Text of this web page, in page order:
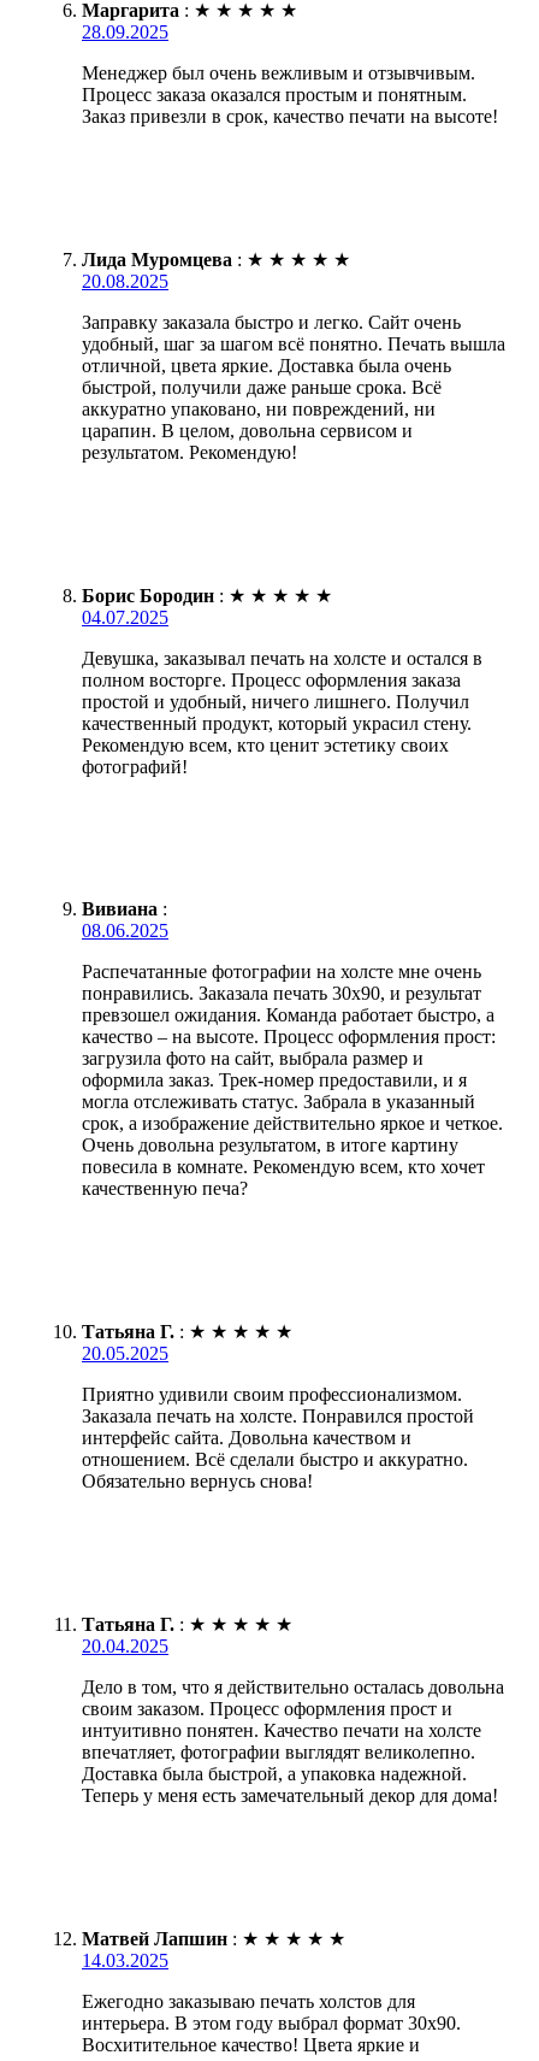
Маргарита : ★ ★ ★ ★ ★
28.09.2025
Менеджер был очень вежливым и отзывчивым.
Процесс заказа оказался простым и понятным.
Заказ привезли в срок, качество печати на высоте!
Лида Муромцева : ★ ★ ★ ★ ★
20.08.2025
Заправку заказала быстро и легко. Сайт очень
удобный, шаг за шагом всё понятно. Печать вышла
отличной, цвета яркие. Доставка была очень
быстрой, получили даже раньше срока. Всё
аккуратно упаковано, ни повреждений, ни
царапин. В целом, довольна сервисом и
результатом. Рекомендую!
Борис Бородин : ★ ★ ★ ★ ★
04.07.2025
Девушка, заказывал печать на холсте и остался в
полном восторге. Процесс оформления заказа
простой и удобный, ничего лишнего. Получил
качественный продукт, который украсил стену.
Рекомендую всем, кто ценит эстетику своих
фотографий!
Вивиана :
08.06.2025
Распечатанные фотографии на холсте мне очень
понравились. Заказала печать 30х90, и результат
превзошел ожидания. Команда работает быстро, а
качество – на высоте. Процесс оформления прост:
загрузила фото на сайт, выбрала размер и
оформила заказ. Трек-номер предоставили, и я
могла отслеживать статус. Забрала в указанный
срок, а изображение действительно яркое и четкое.
Очень довольна результатом, в итоге картину
повесила в комнате. Рекомендую всем, кто хочет
качественную печа?
Татьяна Г. : ★ ★ ★ ★ ★
20.05.2025
Приятно удивили своим профессионализмом.
Заказала печать на холсте. Понравился простой
интерфейс сайта. Довольна качеством и
отношением. Всё сделали быстро и аккуратно.
Обязательно вернусь снова!
Татьяна Г. : ★ ★ ★ ★ ★
20.04.2025
Дело в том, что я действительно осталась довольна
своим заказом. Процесс оформления прост и
интуитивно понятен. Качество печати на холсте
впечатляет, фотографии выглядят великолепно.
Доставка была быстрой, а упаковка надежной.
Теперь у меня есть замечательный декор для дома!
Матвей Лапшин : ★ ★ ★ ★ ★
14.03.2025
Ежегодно заказываю печать холстов для
интерьера. В этом году выбрал формат 30х90.
Восхитительное качество! Цвета яркие и